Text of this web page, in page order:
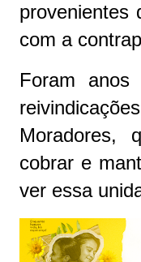
provenientes
com a
Foram
Moradores,
cobrar e
ver essa